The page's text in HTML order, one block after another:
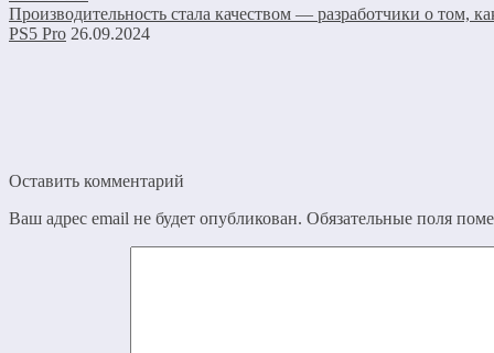
Производительность стала качеством — разработчики о том,
PS5 Pro 26.09.2024
Оставить комментарий
Ваш адрес email не будет опубликован. Обязательные поля